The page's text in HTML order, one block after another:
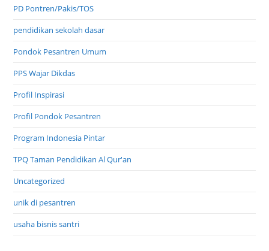
PD Pontren/Pakis/TOS
pendidikan sekolah dasar
Pondok Pesantren Umum
PPS Wajar Dikdas
Profil Inspirasi
Profil Pondok Pesantren
Program Indonesia Pintar
TPQ Taman Pendidikan Al Qur'an
Uncategorized
unik di pesantren
usaha bisnis santri